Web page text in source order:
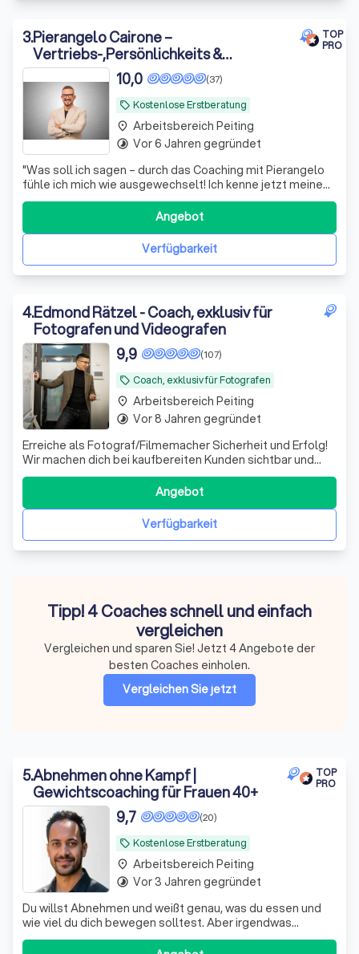
3.Pierangelo Cairone –
Vertriebs-,Persönlichkeits &
Karrierecoaching für Menschen, die
sich beruflich oder persönlich
festgefahren fühlen
TOP
PRO
local_offer Kostenlose Erstberatung
(37)
10,0
"Was soll ich sagen – durch das Coaching mit Pierangelo
fühle ich mich wie ausgewechselt! Ich kenne jetzt meine
Aufgabe im Leben und meine Ziele. Vor allem weiß ich, wie
ich sie erreichen kann und welchen Weg ich Schritt für
Schritt gehen darf. Vielen Dank! Hätte ich Pierangelo doch
nur früher kennengelernt."
Verfügbarkeit
Angebot
place Arbeitsbereich Peiting
timelapse Vor 6 Jahren gegründet
4.Edmond Rätzel - Coach, exklusiv für
Fotografen und Videografen
local_offer Coach, exklusiv für Fotografen
(107)
9,9
Erreiche als Fotograf/Filmemacher Sicherheit und Erfolg!
Wir machen dich bei kaufbereiten Kunden sichtbar und
helfen, deine Projekte und Umsätze zu steigern.
Verfügbarkeit
Angebot
place Arbeitsbereich Peiting
timelapse Vor 8 Jahren gegründet
Tipp! 4 Coaches schnell und einfach
vergleichen
Vergleichen und sparen Sie! Jetzt 4 Angebote der
besten Coaches einholen.
Vergleichen Sie jetzt
5.Abnehmen ohne Kampf |
Gewichtscoaching für Frauen 40+
TOP
PRO
local_offer Kostenlose Erstberatung
(20)
9,7
Du willst Abnehmen und weißt genau, was du essen und
wie viel du dich bewegen solltest. Aber irgendwas
sabotiert dich immer wieder - und du verstehst nicht,
place Arbeitsbereich Peiting
timelapse Vor 3 Jahren gegründet